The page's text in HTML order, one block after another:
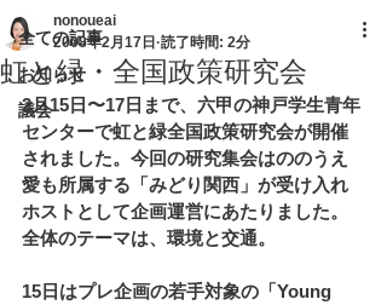
全ての記事
お知らせ
議会
虹と緑・全国政策研究会
nonoueai
2008年2月17日 読了時間: 2分
2月15日〜17日まで、六甲の神戸学生青年
センターで虹と緑全国政策研究会が開催
されました。今回の研究集会はののうえ
愛も所属する「みどり関西」が受け入れ
ホストとして企画運営にあたりました。
全体のテーマは、環境と交通。
15日はプレ企画の若手対象の「Young